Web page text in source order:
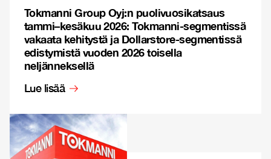
Tokmanni Group Oyj:n puolivuosikatsaus
tammi–kesäkuu 2026: Tokmanni-segmentissä
vakaata kehitystä ja Dollarstore-segmentissä
edistymistä vuoden 2026 toisella
neljänneksellä
Lue lisää